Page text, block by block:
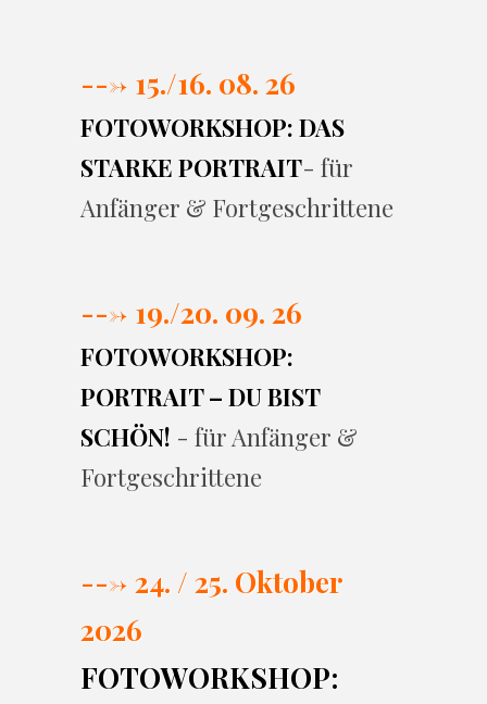
---> 15./16. 08. 26
FOTOWORKSHOP: DAS
STARKE PORTRAIT- für
Anfänger & Fortgeschrittene
---> 19./20. 09. 26
FOTOWORKSHOP:
PORTRAIT – DU BIST
SCHÖN! - für Anfänger &
Fortgeschrittene
---> 24. / 25. Oktober
2026
FOTOWORKSHOP: